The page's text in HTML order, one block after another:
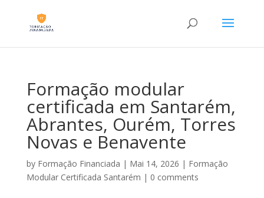
Formação modular
certificada em Santarém,
Abrantes, Ourém, Torres
Novas e Benavente
by Formação Financiada | Mai 14, 2026 | Formação
Modular Certificada Santarém | 0 comments